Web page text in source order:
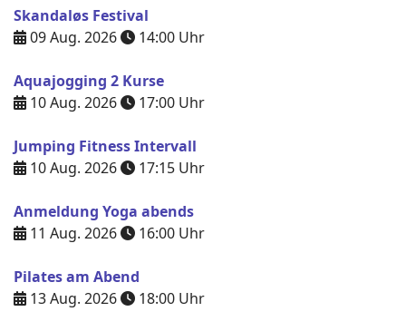
Skandaløs Festival
09 Aug. 2026
14:00 Uhr
Aquajogging 2 Kurse
10 Aug. 2026
17:00 Uhr
Jumping Fitness Intervall
10 Aug. 2026
17:15 Uhr
Anmeldung Yoga abends
11 Aug. 2026
16:00 Uhr
Pilates am Abend
13 Aug. 2026
18:00 Uhr